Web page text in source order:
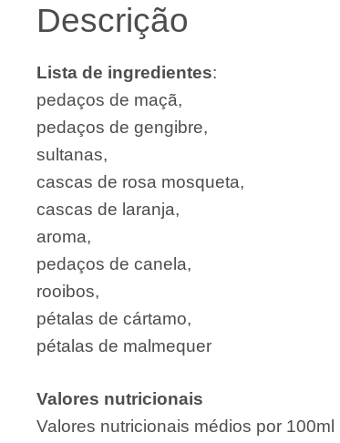
Descrição
Lista de ingredientes:
pedaços de maçã,
pedaços de gengibre,
sultanas,
cascas de rosa mosqueta,
cascas de laranja,
aroma,
pedaços de canela,
rooibos,
pétalas de cártamo,
pétalas de malmequer
Valores nutricionais
Valores nutricionais médios por 100ml